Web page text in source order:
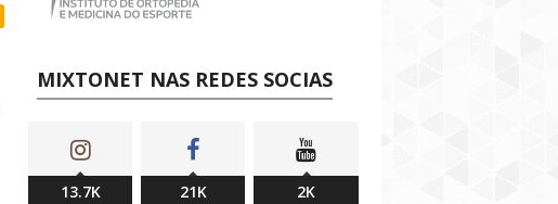
MIXTONET NAS REDES SOCIAS
13.7K 21K 2K